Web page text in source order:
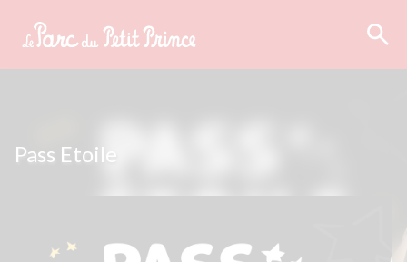
Pass Etoile